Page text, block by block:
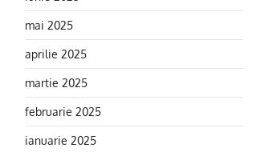
mai 2025
aprilie 2025
martie 2025
februarie 2025
ianuarie 2025